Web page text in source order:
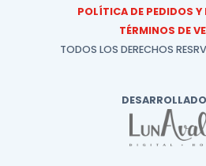
POLÍTICA DE PEDIDOS Y
TÉRMINOS DE
TODOS LOS DERECHOS